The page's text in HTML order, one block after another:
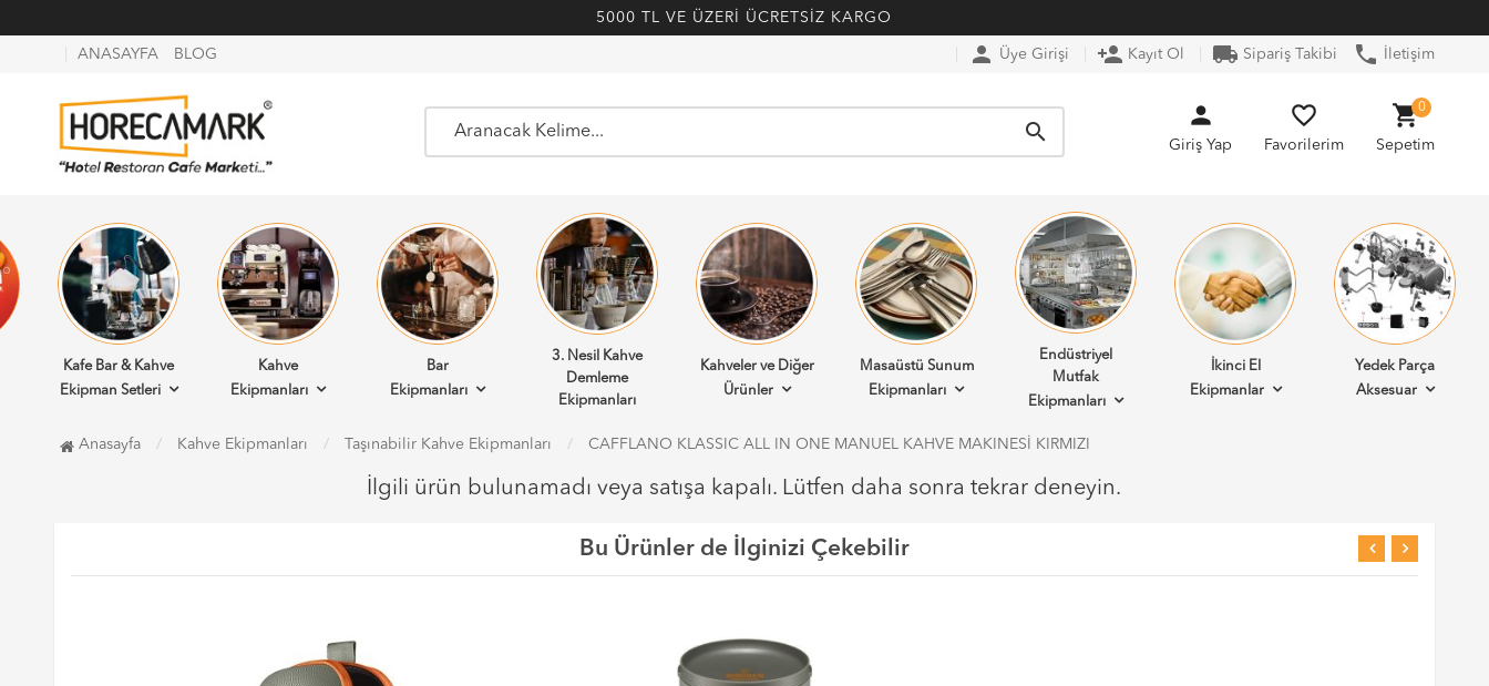
5000 TL VE ÜZERİ ÜCRETSİZ KARGO
ANASAYFA BLOG person Üye Girişi person_add Kayıt Ol local_shipping Sipariş Takibi phone İletişim
search
person
Giriş Yap
favorite_border
Favorilerim
shopping_cart
Sepetim
0
Kafe Bar & Kahve
Ekipman Setleri
Kahve
Ekipmanları
Bar
Ekipmanları
3. Nesil Kahve
Demleme
Ekipmanları
Kahveler ve Diğer
Ürünler
Masaüstü Sunum
Ekipmanları
Endüstriyel
Mutfak
Ekipmanları
İkinci El
Ekipmanlar
Yedek Parça
Aksesuar
Anasayfa Kahve Ekipmanları Taşınabilir Kahve Ekipmanları CAFFLANO KLASSIC ALL IN ONE MANUEL KAHVE MAKINESİ KIRMIZI
İlgili ürün bulunamadı veya satışa kapalı. Lütfen daha sonra tekrar deneyin.
Bu Ürünler de İlginizi Çekebilir